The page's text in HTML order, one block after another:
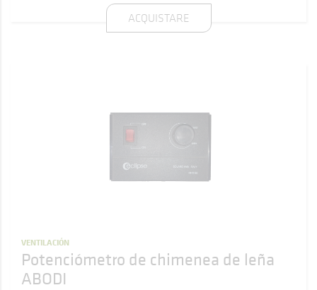
ACQUISTARE
VENTILACIÓN
Potenciómetro de chimenea de leña
ABODI